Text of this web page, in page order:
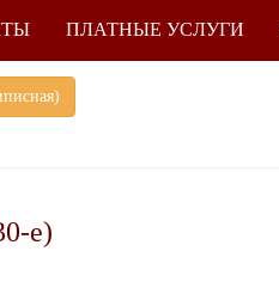
ПЛАТНЫЕ УСЛУГИ
е)